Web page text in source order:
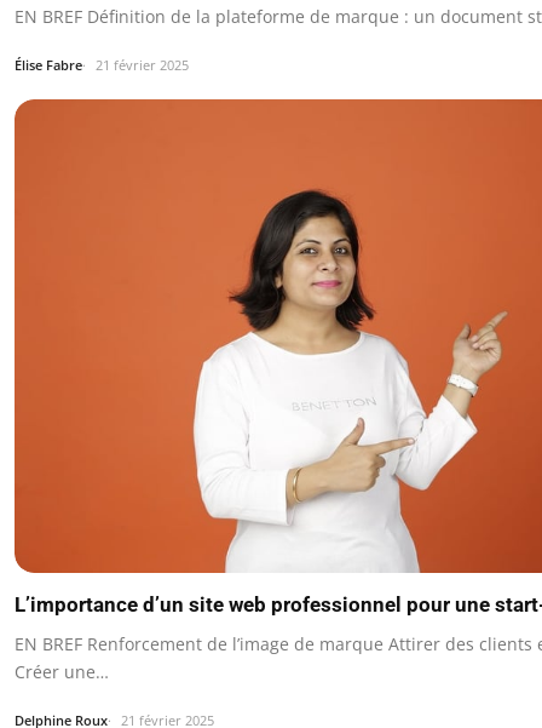
EN BREF Définition de la plateforme de marque : un document
Élise Fabre 21 février 2025
L’importance d’un site web professionnel pour une
EN BREF Renforcement de l’image de marque Attirer des
Créer une…
Delphine Roux 21 février 2025